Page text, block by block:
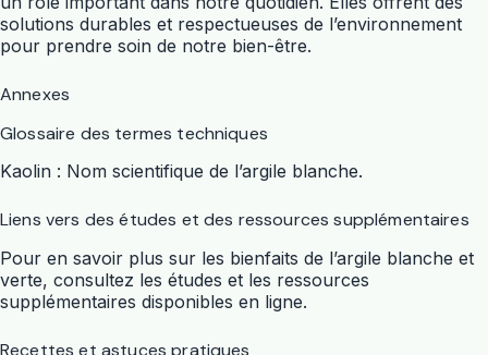
solutions durables et respectueuses de l’environnement
pour prendre soin de notre bien-être.
Annexes
Glossaire des termes techniques
Kaolin : Nom scientifique de l’argile blanche.
Liens vers des études et des ressources supplémentaires
Pour en savoir plus sur les bienfaits de l’argile blanche et
verte, consultez les études et les ressources
supplémentaires disponibles en ligne.
Recettes et astuces pratiques